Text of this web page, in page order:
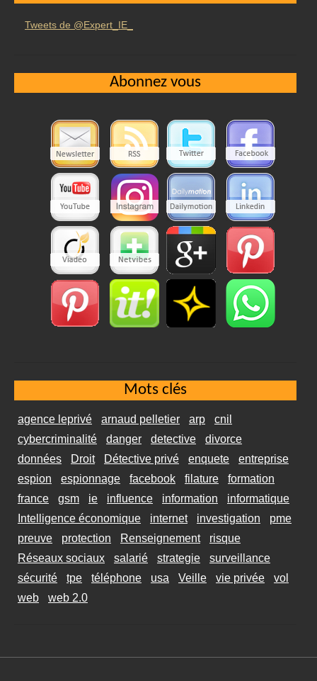
Tweets de @Expert_IE_
Abonnez vous
Mots clés
agence leprivé arnaud pelletier arp
cnil
cybercriminalité
danger detective
divorce
données
Droit Détective privé enquete
entreprise
espion
espionnage facebook filature
formation
france
gsm ie influence information
informatique
Intelligence économique
internet investigation
pme
preuve
protection Renseignement
risque
Réseaux sociaux
salarié strategie
surveillance
sécurité
tpe téléphone usa Veille vie privée
vol
web
web 2.0